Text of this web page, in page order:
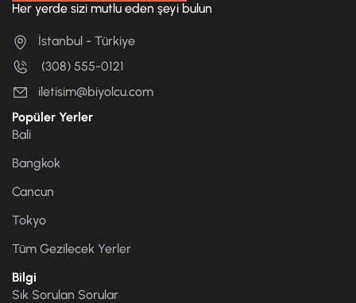
Her yerde sizi mutlu eden şeyi bulun
İstanbul - Türkiye
(308) 555-0121
iletisim@biyolcu.com
Popüler Yerler
Bali
Bangkok
Cancun
Tokyo
Tüm Gezilecek Yerler
Bilgi
Sık Sorulan Sorular